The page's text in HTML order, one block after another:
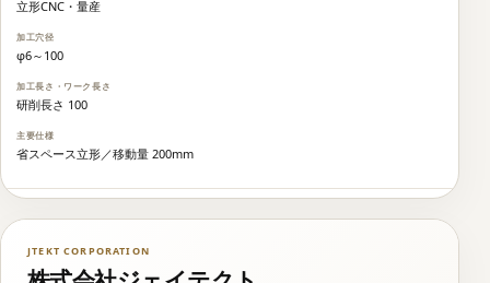
立形CNC・量産
φ6～100
研削長さ 100
省スペース立形／移動量 200mm
JTEKT CORPORATION